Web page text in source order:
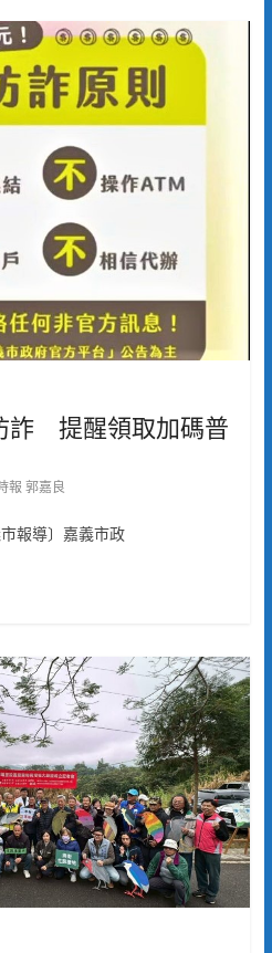
詐 提醒領取加碼普
報 郭嘉良
報導〕嘉義市政